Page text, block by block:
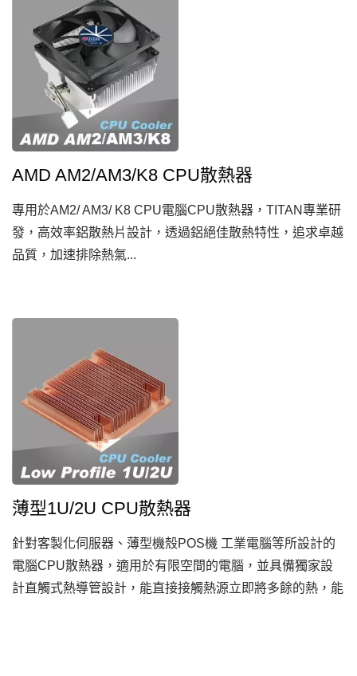
AMD AM2/AM3/K8 CPU散熱器
專用於AM2/ AM3/ K8 CPU電腦CPU散熱器，TITAN專業研
發，高效率鋁散熱片設計，透過鋁絕佳散熱特性，追求卓越
品質，加速排除熱氣...
薄型1U/2U CPU散熱器
針對客製化伺服器、薄型機殼POS機 工業電腦等所設計的
電腦CPU散熱器，適用於有限空間的電腦，並具備獨家設
計直觸式熱導管設計，能直接接觸熱源立即將多餘的熱，能